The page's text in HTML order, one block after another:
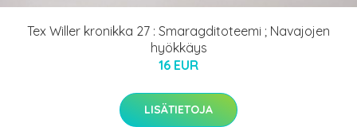
Tex Willer kronikka 27 : Smaragditoteemi ; Navajojen
hyökkäys
16 EUR
LISÄTIETOJA